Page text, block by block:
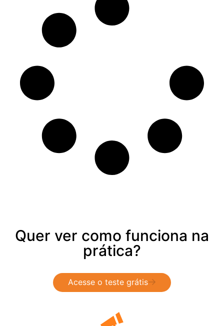
Quer ver como funciona na
prática?
Acesse o teste grátis